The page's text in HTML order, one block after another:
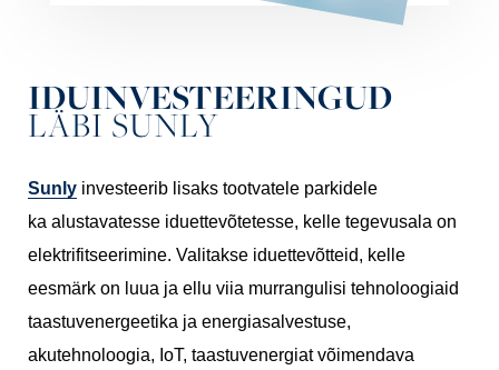
IDUINVESTEERINGUD
LÄBI SUNLY
Sunly investeerib lisaks tootvatele parkidele
ka alustavatesse iduettevõtetesse, kelle tegevusala on
elektrifitseerimine. Valitakse iduettevõtteid, kelle
eesmärk on luua ja ellu viia murrangulisi tehnoloogiaid
taastuvenergeetika ja energiasalvestuse,
akutehnoloogia, IoT, taastuvenergiat võimendava